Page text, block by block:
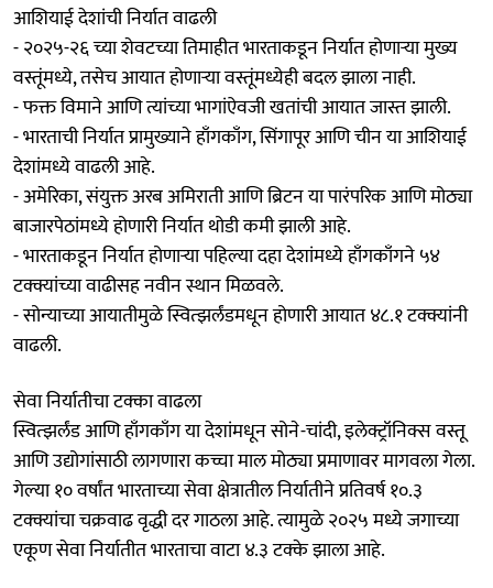
आशियाई देशांची निर्यात वाढली
- २०२५-२६ च्या शेवटच्या तिमाहीत भारताकडून निर्यात होणाऱ्या मुख्य
वस्तूंमध्ये, तसेच आयात होणाऱ्या वस्तूंमध्येही बदल झाला नाही.
- फक्त विमाने आणि त्यांच्या भागांऐवजी खतांची आयात जास्त झाली.
- भारताची निर्यात प्रामुख्याने हाँगकाँग, सिंगापूर आणि चीन या आशियाई
देशांमध्ये वाढली आहे.
- अमेरिका, संयुक्त अरब अमिराती आणि ब्रिटन या पारंपरिक आणि मोठ्या
बाजारपेठांमध्ये होणारी निर्यात थोडी कमी झाली आहे.
- भारताकडून निर्यात होणाऱ्या पहिल्या दहा देशांमध्ये हाँगकाँगने ५४
टक्क्यांच्या वाढीसह नवीन स्थान मिळवले.
- सोन्याच्या आयातीमुळे स्वित्झर्लंडमधून होणारी आयात ४८.१ टक्क्यांनी
वाढली.
सेवा निर्यातीचा टक्का वाढला
स्वित्झर्लंड आणि हाँगकाँग या देशांमधून सोने-चांदी, इलेक्ट्रॉनिक्स वस्तू
आणि उद्योगांसाठी लागणारा कच्चा माल मोठ्या प्रमाणावर मागवला गेला.
गेल्या १० वर्षांत भारताच्या सेवा क्षेत्रातील निर्यातीने प्रतिवर्ष १०.३
टक्क्यांचा चक्रवाढ वृद्धी दर गाठला आहे. त्यामुळे २०२५ मध्ये जगाच्या
एकूण सेवा निर्यातीत भारताचा वाटा ४.३ टक्के झाला आहे.